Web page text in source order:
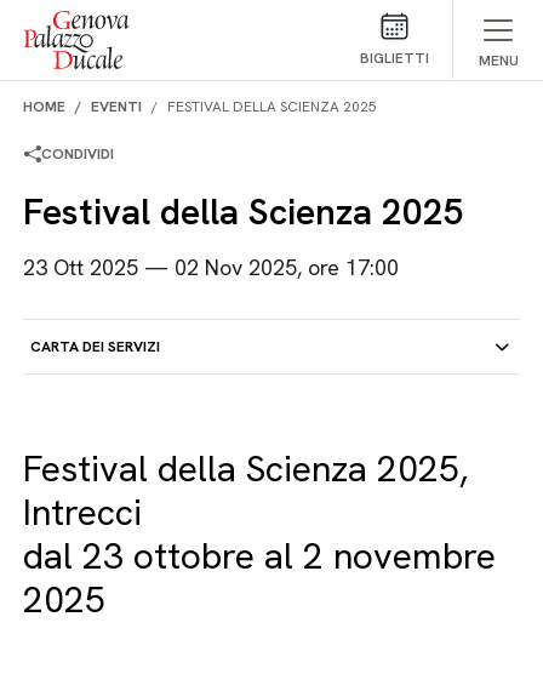
Salta al contenuto
BIGLIETTI MENU
HOME EVENTI FESTIVAL DELLA SCIENZA 2025
CONDIVIDI
Festival della Scienza 2025
23 Ott 2025 — 02 Nov 2025, ore 17:00
CARTA DEI SERVIZI
Festival della Scienza 2025,
Intrecci
dal 23 ottobre al 2 novembre
2025